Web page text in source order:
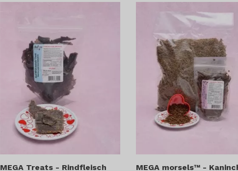
MEGA Treats - Rindfleisch
MEGA morsels™ -